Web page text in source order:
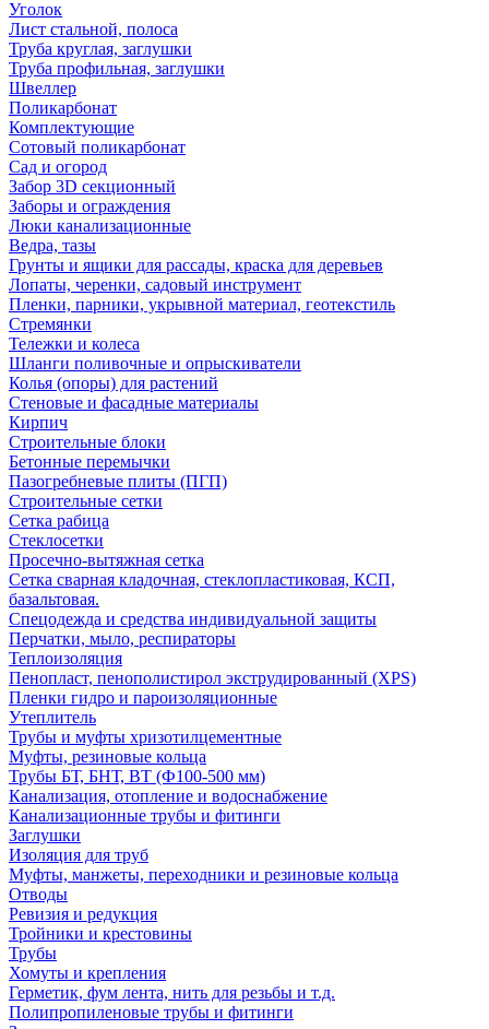
Уголок
Лист стальной, полоса
Труба круглая, заглушки
Труба профильная, заглушки
Швеллер
Поликарбонат
Комплектующие
Сотовый поликарбонат
Сад и огород
Забор 3D секционный
Заборы и ограждения
Люки канализационные
Ведра, тазы
Грунты и ящики для рассады, краска для деревьев
Лопаты, черенки, садовый инструмент
Пленки, парники, укрывной материал, геотекстиль
Стремянки
Тележки и колеса
Шланги поливочные и опрыскиватели
Колья (опоры) для растений
Стеновые и фасадные материалы
Кирпич
Строительные блоки
Бетонные перемычки
Пазогребневые плиты (ПГП)
Строительные сетки
Сетка рабица
Стеклосетки
Просечно-вытяжная сетка
Сетка сварная кладочная, стеклопластиковая, КСП,
базальтовая.
Спецодежда и средства индивидуальной защиты
Перчатки, мыло, респираторы
Теплоизоляция
Пенопласт, пенополистирол экструдированный (XPS)
Пленки гидро и пароизоляционные
Утеплитель
Трубы и муфты хризотилцементные
Муфты, резиновые кольца
Трубы БТ, БНТ, ВТ (Ф100-500 мм)
Канализация, отопление и водоснабжение
Канализационные трубы и фитинги
Заглушки
Изоляция для труб
Муфты, манжеты, переходники и резиновые кольца
Отводы
Ревизия и редукция
Тройники и крестовины
Трубы
Хомуты и крепления
Герметик, фум лента, нить для резьбы и т.д.
Полипропиленовые трубы и фитинги